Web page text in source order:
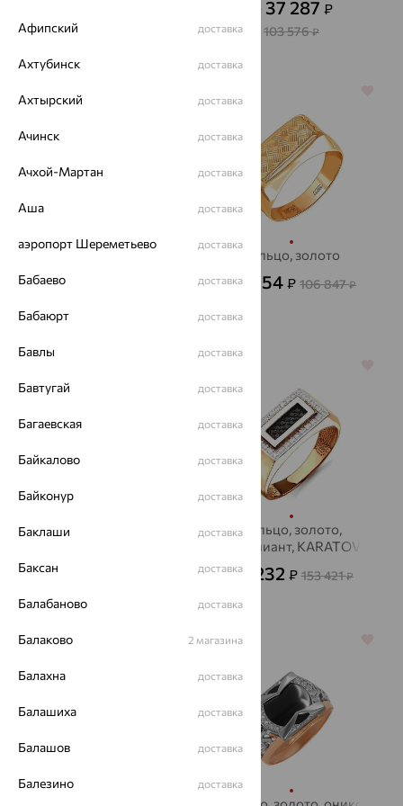
от 37 287 ₽
103 576₽
Кольцо, серебро,
Кольцо, золото
32 054₽ 106 847₽
Печатка, золото,
75 624
Кольцо, золото,
бриллиант, KARATOV
55 232 ₽ 153 421₽
64% 64%
Афипский доставка
Ахтубинск доставка
Ахтырский доставка
Ачинск доставка
Ачхой-Мартан доставка
Аша доставка
аэропорт Шереметьево доставка
Бабаево доставка
Бабаюрт доставка
Бавлы доставка
Бавтугай доставка
Багаевская доставка
Байкалово доставка
Байконур доставка
Баклаши доставка
Баксан доставка
Балабаново доставка
Балаково 2 магазина
Балахна доставка
Балашиха доставка
Балашов доставка
Балезино доставка